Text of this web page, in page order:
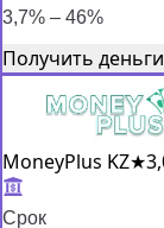
3,7% – 46%
Получить деньги
MoneyPlus KZ★
Срок